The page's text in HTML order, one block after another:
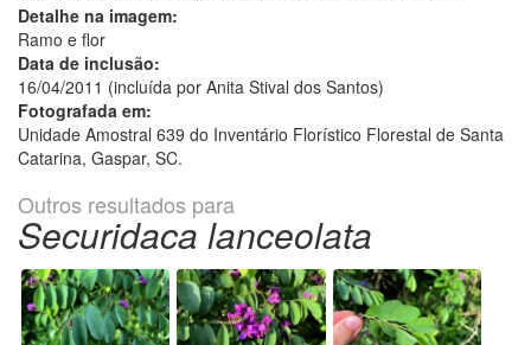
Detalhe na imagem:
Ramo e flor
Data de inclusão:
16/04/2011 (incluída por Anita Stival dos Santos)
Fotografada em:
Unidade Amostral 639 do Inventário Florístico Florestal de Santa
Catarina, Gaspar, SC.
Outros resultados para
Securidaca lanceolata